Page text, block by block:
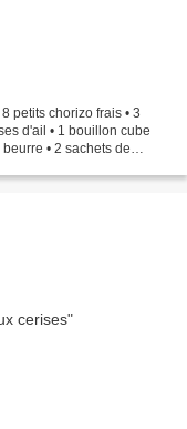
petits chorizo frais • 3
d'ail • 1 bouillon cube
• 2 sachets de